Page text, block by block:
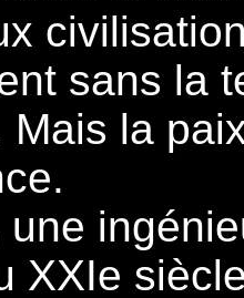
sans la
Mais la
une
XXIe